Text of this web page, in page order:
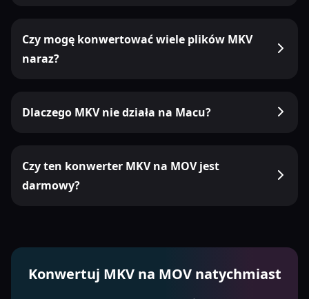
Czy mogę konwertować wiele plików MKV
naraz?
Dlaczego MKV nie działa na Macu?
Czy ten konwerter MKV na MOV jest
darmowy?
Konwertuj MKV na MOV natychmiast